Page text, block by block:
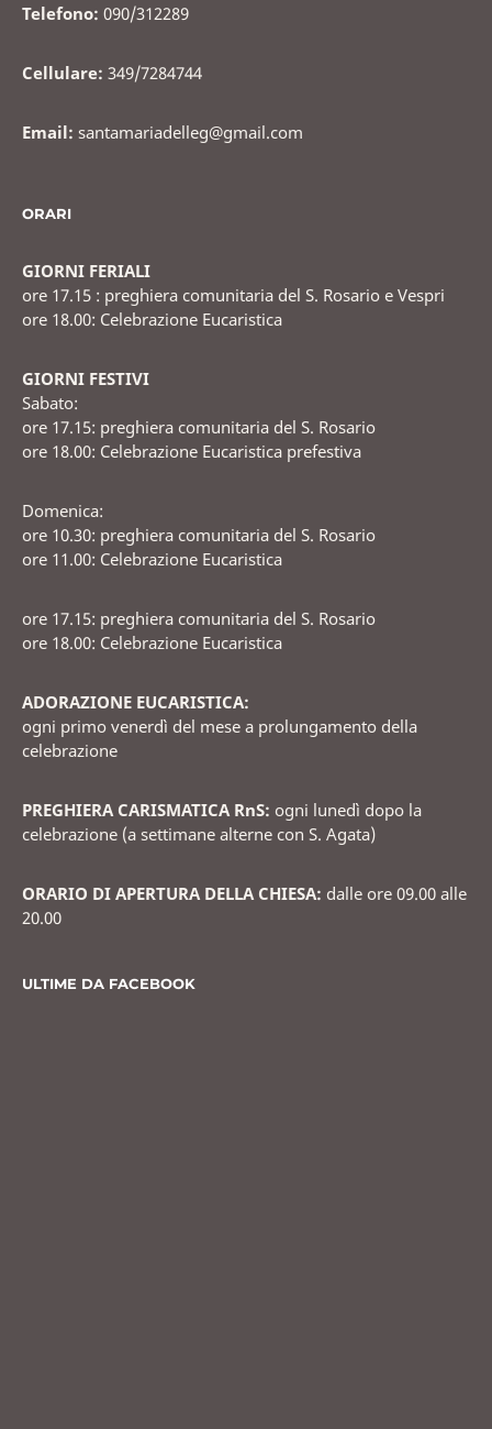
Telefono: 090/312289
Cellulare: 349/7284744
Email: santamariadelleg@gmail.com
ORARI
GIORNI FERIALI
ore 17.15 : preghiera comunitaria del S. Rosario e Vespri
ore 18.00: Celebrazione Eucaristica
GIORNI FESTIVI
Sabato:
ore 17.15: preghiera comunitaria del S. Rosario
ore 18.00: Celebrazione Eucaristica prefestiva
Domenica:
ore 10.30: preghiera comunitaria del S. Rosario
ore 11.00: Celebrazione Eucaristica
ore 17.15: preghiera comunitaria del S. Rosario
ore 18.00: Celebrazione Eucaristica
ADORAZIONE EUCARISTICA:
ogni primo venerdì del mese a prolungamento della
celebrazione
PREGHIERA CARISMATICA RnS: ogni lunedì dopo la
celebrazione (a settimane alterne con S. Agata)
ORARIO DI APERTURA DELLA CHIESA: dalle ore 09.00 alle
20.00
ULTIME DA FACEBOOK